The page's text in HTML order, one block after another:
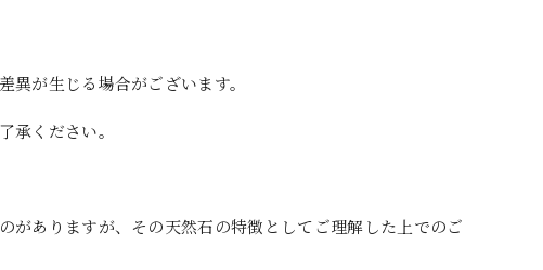
が生じる場合がございます。
承ください。
がありますが、その天然石の特徴としてご理解した上でのご